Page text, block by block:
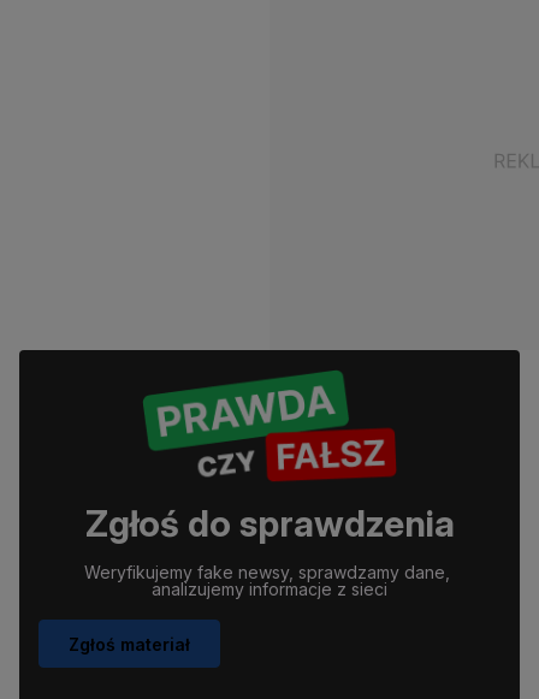
Zgłoś do sprawdzenia
Weryfikujemy fake newsy, sprawdzamy dane,
analizujemy informacje z sieci
Zgłoś materiał